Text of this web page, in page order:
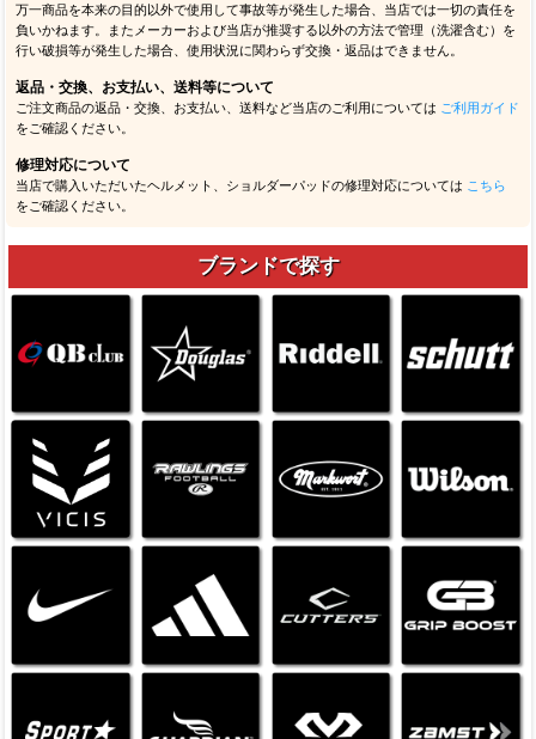
万一商品を本来の目的以外で使用して事故等が発生した場合、当店では一切の責任を
負いかねます。またメーカーおよび当店が推奨する以外の方法で管理（洗濯含む）を
行い破損等が発生した場合、使用状況に関わらず交換・返品はできません。
返品・交換、お支払い、送料等について
ご注文商品の返品・交換、お支払い、送料など当店のご利用については ご利用ガイド
をご確認ください。
修理対応について
当店で購入いただいたヘルメット、ショルダーパッドの修理対応については こちら
をご確認ください。
ブランドで探す